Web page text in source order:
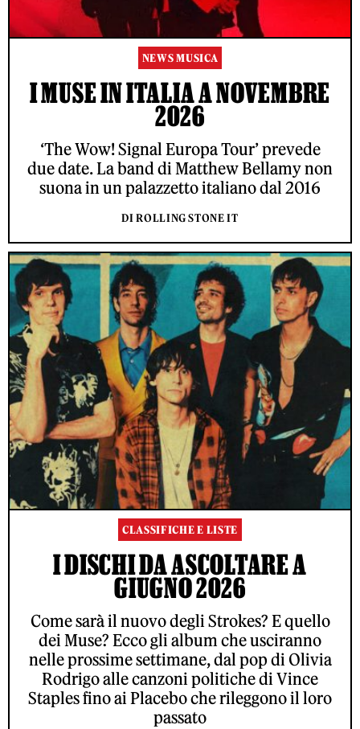
NEWS MUSICA
I MUSE IN ITALIA A NOVEMBRE
2026
‘The Wow! Signal Europa Tour’ prevede
due date. La band di Matthew Bellamy non
suona in un palazzetto italiano dal 2016
DI ROLLING STONE IT
CLASSIFICHE E LISTE
I DISCHI DA ASCOLTARE A
GIUGNO 2026
Come sarà il nuovo degli Strokes? E quello
dei Muse? Ecco gli album che usciranno
nelle prossime settimane, dal pop di Olivia
Rodrigo alle canzoni politiche di Vince
Staples fino ai Placebo che rileggono il loro
passato